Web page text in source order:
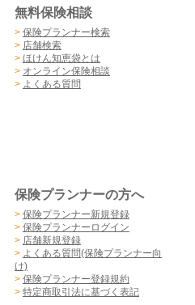
無料保険相談
> 保険プランナー検索
> 店舗検索
> ほけん知恵袋とは
> オンライン保険相談
> よくある質問
保険プランナーの方へ
> 保険プランナー新規登録
> 保険プランナーログイン
> 店舗新規登録
> よくある質問(保険プランナー向
け)
> 保険プランナー登録規約
> 特定商取引法に基づく表記